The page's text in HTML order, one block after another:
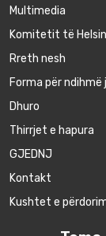
Multimedia
Komitetit të
Rreth nesh
Forma për ndihmë
Dhuro
Thirrjet e hapura
GJEDNJ
Kontakt
Kushtet e